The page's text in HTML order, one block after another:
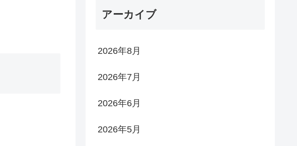
アーカイブ
2026年8月
2026年7月
2026年6月
2026年5月